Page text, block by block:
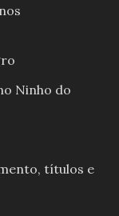
Ninho do
títulos e